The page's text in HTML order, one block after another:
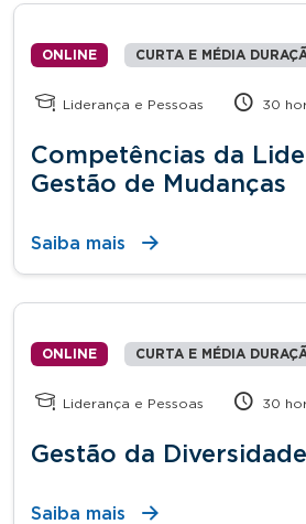
ONLINE CURTA E MÉDIA
Liderança e Pessoas 30
Competências da
Gestão de Mudanças
Saiba mais
ONLINE CURTA E MÉDIA
Liderança e Pessoas 30
Gestão da
Saiba mais